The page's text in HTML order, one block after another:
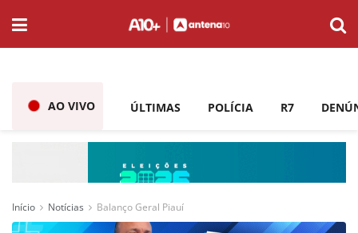
AO VIVO ÚLTIMAS POLÍCIA R7
Início Notícias Balanço Geral Piauí